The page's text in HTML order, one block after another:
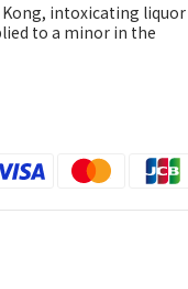
Kong, intoxicating liquor
to a minor in the